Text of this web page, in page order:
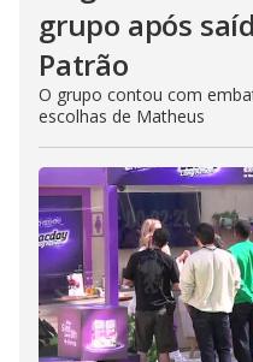
grupo após
Patrão
O grupo contou com
escolhas de Matheus